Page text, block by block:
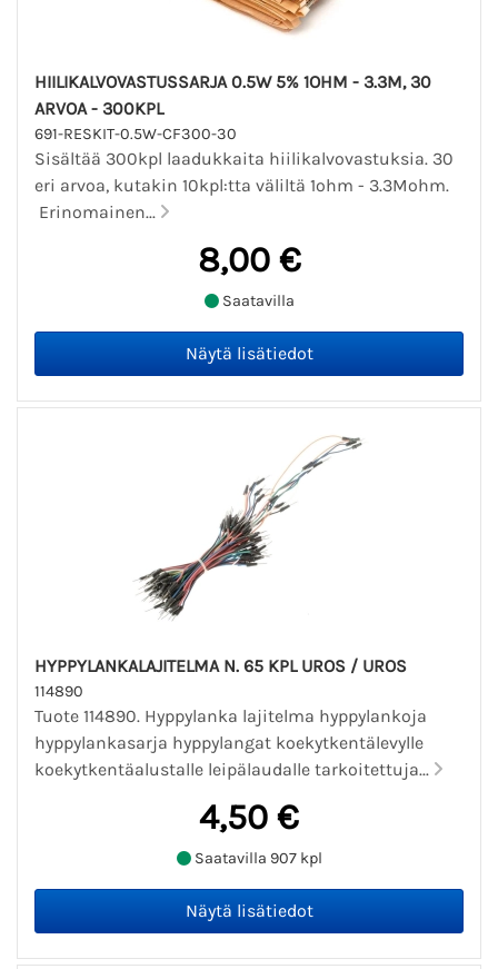
HIILIKALVOVASTUSSARJA 0.5W 5% 1OHM - 3.3M, 30
ARVOA - 300KPL
691-RESKIT-0.5W-CF300-30
Sisältää 300kpl laadukkaita hiilikalvovastuksia. 30
eri arvoa, kutakin 10kpl:tta väliltä 1ohm - 3.3Mohm.
Erinomainen...
8,00 €
Saatavilla
HYPPYLANKALAJITELMA N. 65 KPL UROS / UROS
114890
Tuote 114890. Hyppylanka lajitelma hyppylankoja
hyppylankasarja hyppylangat koekytkentälevylle
koekytkentäalustalle leipälaudalle tarkoitettuja...
4,50 €
Saatavilla 907 kpl